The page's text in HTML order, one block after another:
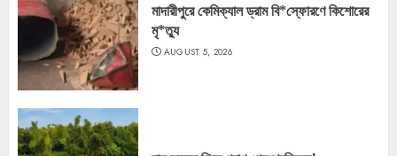
মাদারীপুরে কেমিক্যাল ড্রাম বি*স্ফোরণে কিশোরের
মৃ*ত্যু
AUGUST 5, 2026